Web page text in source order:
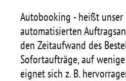
Autobooking - heißt unser
automatisierten
den Zeitaufwand des
Sofortaufträge, auf
eignet sich z. B.